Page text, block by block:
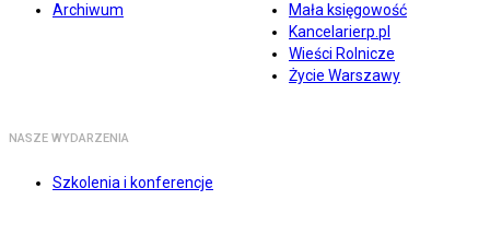
Archiwum
Mała księgowość
Kancelarierp.pl
Wieści Rolnicze
Życie Warszawy
NASZE WYDARZENIA
Szkolenia i konferencje